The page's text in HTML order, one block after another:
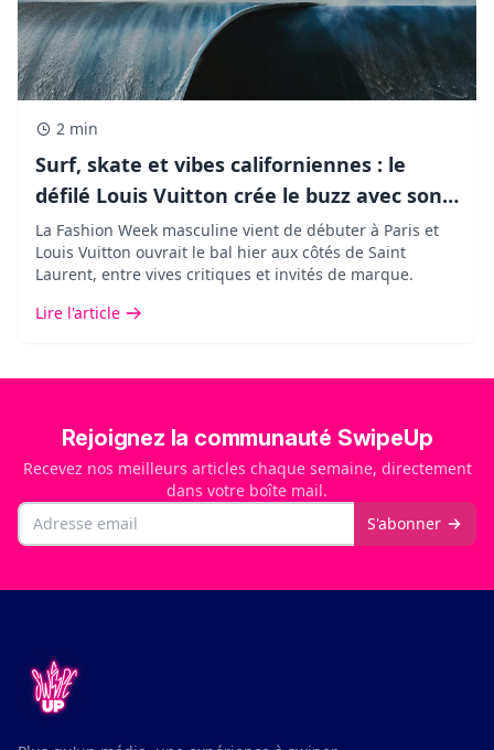
2 min
Surf, skate et vibes californiennes : le
défilé Louis Vuitton crée le buzz avec son
décor XXL !
La Fashion Week masculine vient de débuter à Paris et
Louis Vuitton ouvrait le bal hier aux côtés de Saint
Laurent, entre vives critiques et invités de marque.
Lire l'article
Rejoignez la communauté SwipeUp
Recevez nos meilleurs articles chaque semaine, directement
dans votre boîte mail.
Email S'abonner